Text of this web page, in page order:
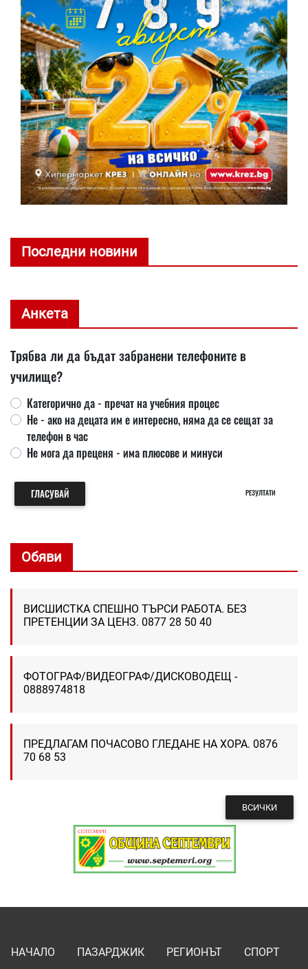
Последни новини
Анкета
Трябва ли да бъдат забранени телефоните в
училище?
Категорично да - пречат на учебния процес
Не - ако на децата им е интересно, няма да се сещат за
телефон в час
Не мога да преценя - има плюсове и минуси
ГЛАСУВАЙ РЕЗУЛТАТИ
Обяви
ВИСШИСТКА СПЕШНО ТЪРСИ РАБОТА. БЕЗ
ПРЕТЕНЦИИ ЗА ЦЕНЗ. 0877 28 50 40
ФОТОГРАФ/ВИДЕОГРАФ/ДИСКОВОДЕЩ -
0888974818
ПРЕДЛАГАМ ПОЧАСОВО ГЛЕДАНЕ НА ХОРА. 0876
70 68 53
ВСИЧКИ
НАЧАЛО ПАЗАРДЖИК РЕГИОНЪТ
СПОРТ